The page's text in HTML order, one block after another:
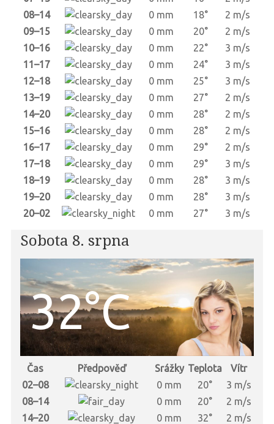
08–14
0 mm 18°
2 m/s
09–15
0 mm 20°
2 m/s
10–16
0 mm 22°
3 m/s
11–17
0 mm 24°
3 m/s
12–18
0 mm 25°
3 m/s
13–19
0 mm 27°
2 m/s
14–20
0 mm 28°
2 m/s
15–16
0 mm 28°
2 m/s
16–17
0 mm 29°
2 m/s
17–18
0 mm 29°
3 m/s
18–19
0 mm 28°
3 m/s
19–20
0 mm 28°
3 m/s
20–02
0 mm 27° 3 m/s
Sobota 8. srpna
32°C
Čas Předpověď Srážky Teplota
Vítr
02–08
0 mm 20°
3 m/s
08–14
0 mm 20°
2 m/s
14–20
0 mm 32°
2 m/s